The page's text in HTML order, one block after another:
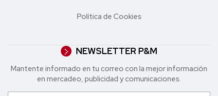
Política de Cookies
NEWSLETTER P&M
Mantente informado en tu correo con la mejor in formación
en mercadeo, publicidad y comunicaciones.